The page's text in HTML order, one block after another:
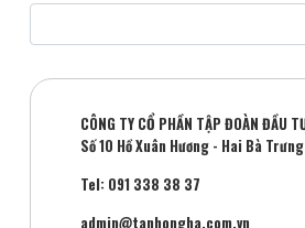
CÔNG TY CỔ PHẦN TẬP ĐOÀN ĐẦU
Số 10 Hồ Xuân Hương - Hai Bà
Tel: 091 338 38 37
admin@tanhongha.com.vn